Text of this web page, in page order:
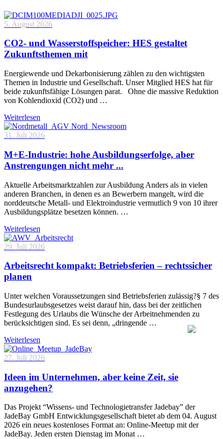
5. August 2026
CO2- und Wasserstoffspeicher: HES gestaltet
Zukunftsthemen mit
Energiewende und Dekarbonisierung zählen zu den wichtigsten
Themen in Industrie und Gesellschaft. Unser Mitglied HES hat für
beide zukunftsfähige Lösungen parat. Ohne die massive Reduktion
von Kohlendioxid (CO2) und …
Weiterlesen
31. Juli 2026
M+E-Industrie: hohe Ausbildungserfolge, aber
Anstrengungen nicht mehr ...
Aktuelle Arbeitsmarktzahlen zur Ausbildung Anders als in vielen
anderen Branchen, in denen es an Bewerbern mangelt, wird die
norddeutsche Metall- und Elektroindustrie vermutlich 9 von 10 ihrer
Ausbildungsplätze besetzen können. …
Weiterlesen
29. Juli 2026
Arbeitsrecht kompakt: Betriebsferien – rechtssicher
planen
Unter welchen Voraussetzungen sind Betriebsferien zulässig?§ 7 des
Bundesurlaubsgesetzes weist darauf hin, dass bei der zeitlichen
Festlegung des Urlaubs die Wünsche der Arbeitnehmenden zu
berücksichtigen sind. Es sei denn, „dringende …
Weiterlesen
27. Juli 2026
Ideen im Unternehmen, aber keine Zeit, sie
anzugehen?
Das Projekt “Wissens- und Technologietransfer Jadebay” der
JadeBay GmbH Entwicklungsgesellschaft bietet ab dem 04. August
2026 ein neues kostenloses Format an: Online-Meetup mit der
JadeBay. Jeden ersten Dienstag im Monat …